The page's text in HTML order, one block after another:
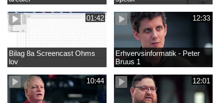
01:42
Bilag 8a Screencast Ohms
lov
12:33
Erhvervsinformatik - Peter
Bruus 1
10:44 12:01